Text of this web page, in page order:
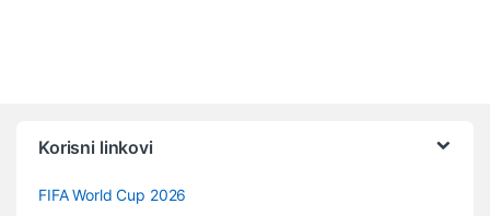
Korisni linkovi
FIFA World Cup 2026